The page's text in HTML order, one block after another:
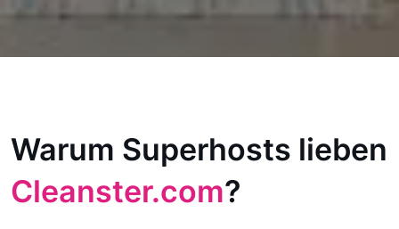
Warum Superhosts lieben
Cleanster.com?